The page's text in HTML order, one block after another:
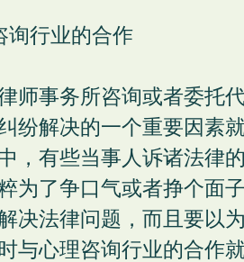
询行业的合作
师事务所咨询或者委托
纷解决的一个重要因素
，有些当事人诉诸法律
为了争口气或者挣个面
决法律问题，而且要以
与心理咨询行业的合作